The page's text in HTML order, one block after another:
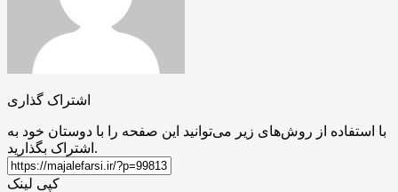
اشتراک گذاری
با استفاده از روش‌های زیر می‌توانید این صفحه را با دوستان خود به
اشتراک بگذارید.
کپی لینک